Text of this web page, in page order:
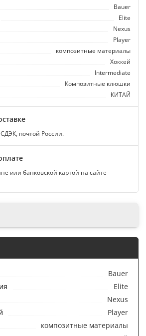
Bauer
Elite
Nexus
Player
композитные материалы
Хоккей
Intermediate
Композитные клюшки
КИТАЙ
почтой России.
или банковской картой на сайте
Bauer
Elite
Nexus
Player
композитные материалы